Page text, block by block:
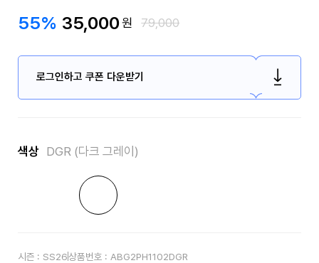
55% 35,000원 79,000
로그인하고 쿠폰 다운받기
색상 DGR (다크 그레이)
시즌 : SS26상품번호 : ABG2PH1102DGR